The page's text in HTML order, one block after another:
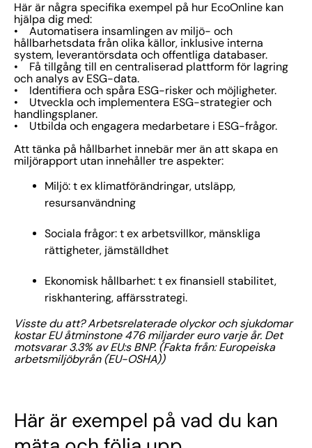
Här är några specifika exempel på hur EcoOnline kan
hjälpa dig med:
• Automatisera insamlingen av miljö- och
hållbarhetsdata från olika källor, inklusive interna
system, leverantörsdata och offentliga databaser.
• Få tillgång till en centraliserad plattform för lagring
och analys av ESG-data.
• Identifiera och spåra ESG-risker och möjligheter.
• Utveckla och implementera ESG-strategier och
handlingsplaner.
• Utbilda och engagera medarbetare i ESG-frågor.
Att tänka på hållbarhet innebär mer än att skapa en
miljörapport utan innehåller tre aspekter:
Miljö: t ex klimatförändringar, utsläpp,
resursanvändning
Sociala frågor: t ex arbetsvillkor, mänskliga
rättigheter, jämställdhet
Ekonomisk hållbarhet: t ex finansiell stabilitet,
riskhantering, affärsstrategi.
Visste du att? Arbetsrelaterade olyckor och sjukdomar
kostar EU åtminstone 476 miljarder euro varje år. Det
motsvarar 3.3% av EU:s BNP. (Fakta från: Europeiska
arbetsmiljöbyrån (EU-OSHA))
Här är exempel på vad du kan